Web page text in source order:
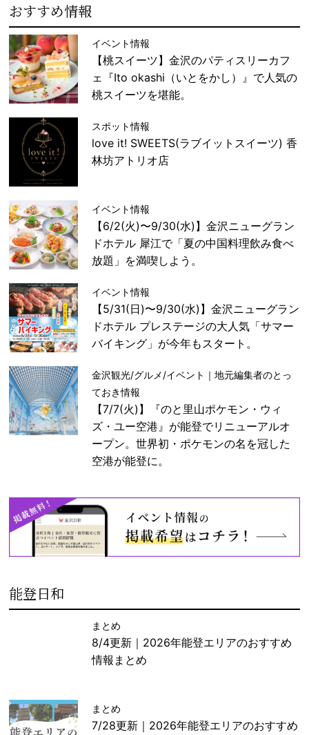
おすすめ情報
イベント情報
【桃スイーツ】金沢のパティスリーカフ
ェ『Ito okashi（いとをかし）』で人気の
桃スイーツを堪能。
スポット情報
love it! SWEETS(ラブイットスイーツ) 香
林坊アトリオ店
イベント情報
【6/2(火)〜9/30(水)】金沢ニューグラン
ドホテル 犀江で「夏の中国料理飲み食べ
放題」を満喫しよう。
イベント情報
【5/31(日)〜9/30(水)】金沢ニューグラン
ドホテル プレステージの大人気「サマー
バイキング」が今年もスタート。
金沢観光/グルメ/イベント｜地元編集者のとっ
ておき情報
【7/7(火)】『のと里山ポケモン・ウィ
ズ・ユー空港』が能登でリニューアルオ
ープン。世界初・ポケモンの名を冠した
空港が能登に。
能登日和
まとめ
8/4更新｜2026年能登エリアのおすすめ
情報まとめ
まとめ
7/28更新｜2026年能登エリアのおすすめ